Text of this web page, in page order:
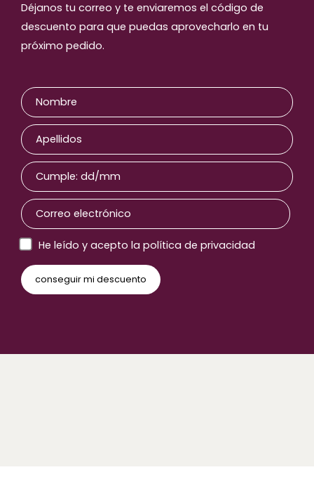
Déjanos tu correo y te enviaremos el código de
descuento para que puedas aprovecharlo en tu
próximo pedido.
He leído y acepto la política de privacidad